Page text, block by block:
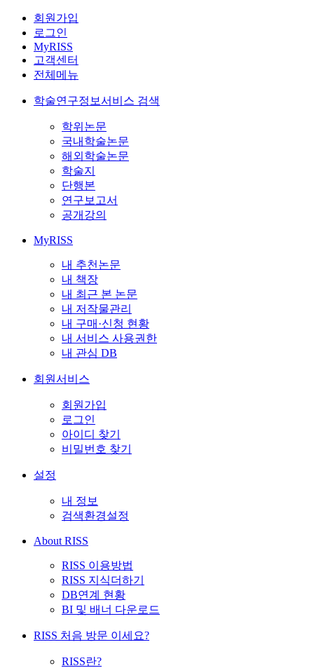
회원가입
로그인
MyRISS
고객센터
전체메뉴
학술연구정보서비스 검색
학위논문
국내학술논문
해외학술논문
학술지
단행본
연구보고서
공개강의
MyRISS
내 추천논문
내 책장
내 최근 본 논문
내 저작물관리
내 구매·신청 현황
내 서비스 사용권한
내 관심 DB
회원서비스
회원가입
로그인
아이디 찾기
비밀번호 찾기
설정
내 정보
검색환경설정
About RISS
RISS 이용방법
RISS 지식더하기
DB연계 현황
BI 및 배너 다운로드
RISS 처음 방문 이세요?
RISS란?